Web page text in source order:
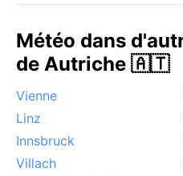
Météo dans
de Autriche 🇦🇹
Vienne
Linz
Innsbruck
Villach